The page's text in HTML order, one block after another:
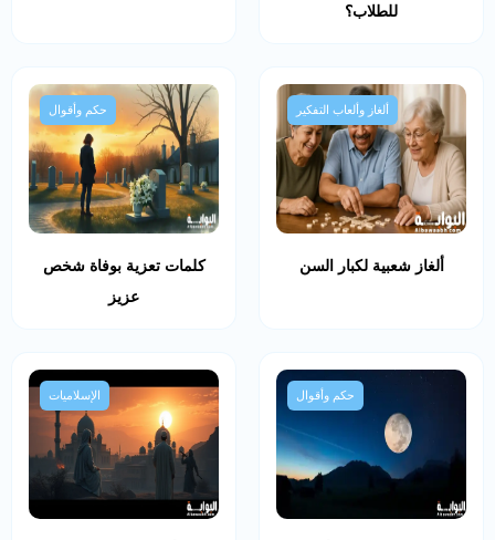
للطلاب؟
ألغاز وألعاب التفكير
ألغاز شعبية لكبار السن
حكم وأقوال
كلمات تعزية بوفاة شخص
عزيز
حكم وأقوال الإسلاميات